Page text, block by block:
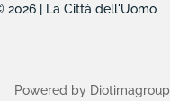
2026 | La Città dell'Uomo
Powered by Diotimagroup